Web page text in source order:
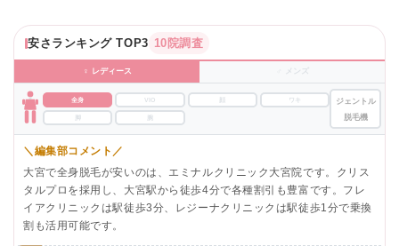
安さランキング TOP3 10院調査
♀ レディース ♂ メンズ
全身 VIO ワキ
脚
ジェントル
脱毛機
＼編集部コメント／
大宮で全身脱毛が安いのは、エミナルクリニック大宮院です。クリス
タルプロを採用し、大宮駅から徒歩4分で各種割引も豊富です。フレ
イアクリニックは駅徒歩3分、レジーナクリニックは駅徒歩1分で乗換
割も活用可能です。